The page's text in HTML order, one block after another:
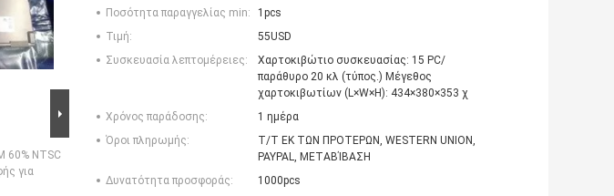
60% NTSC
για
Ποσότητα παραγγελίας min:
1pcs
Τιμή:
55USD
Συσκευασία λεπτομέρειες:
Χαρτοκιβώτιο συσκευασίας: 15 PC/
παράθυρο 20 κλ (τύπος.) Μέγεθος
χαρτοκιβωτίων (L×W×H): 434×380×353 χ
Χρόνος παράδοσης:
1 ημέρα
Όροι πληρωμής:
T/T ΕΚ ΤΩΝ ΠΡΟΤΕΡΩΝ, WESTERN UNION,
PAYPAL, ΜΕΤΑΒΊΒΑΣΗ
Δυνατότητα προσφοράς:
1000pcs